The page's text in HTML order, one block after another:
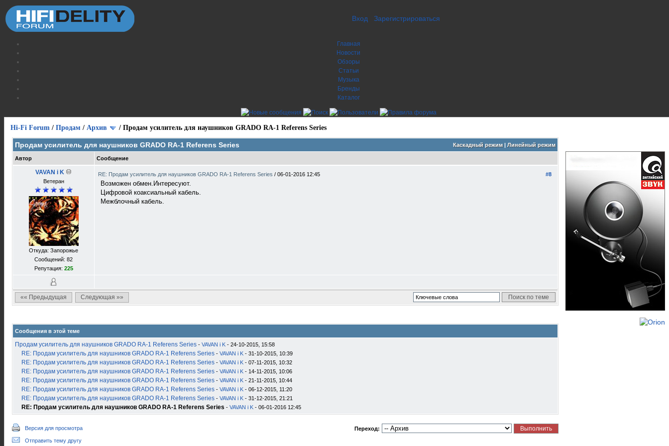
Вход Зарегистрироваться
Главная
Новости
Обзоры
Статьи
Музыка
Бренды
Каталог
Hi-Fi Forum / Продам / Архив / Продам усилитель для наушников GRADO RA-1 Referens Series
Каскадный режим| Линейный режим
Продам усилитель для наушников GRADO RA-1 Referens Series
Автор Сообщение
VAVAN i K
Ветеран
Откуда: Запорожье
Сообщений: 82
Репутация: 225
#8
RE: Продам усилитель для наушников GRADO RA-1 Referens Series / 06-01-2016 12:45
Возможен обмен.Интересуют.
Цифровой коаксиальный кабель.
Межблочный кабель.
«« Предыдущая Следующая »»
Сообщения в этой теме
Продам усилитель для наушников GRADO RA-1 Referens Series - VAVAN i K - 24-10-2015, 15:58
RE: Продам усилитель для наушников GRADO RA-1 Referens Series - VAVAN i K - 31-10-2015, 10:39
RE: Продам усилитель для наушников GRADO RA-1 Referens Series - VAVAN i K - 07-11-2015, 10:32
RE: Продам усилитель для наушников GRADO RA-1 Referens Series - VAVAN i K - 14-11-2015, 10:06
RE: Продам усилитель для наушников GRADO RA-1 Referens Series - VAVAN i K - 21-11-2015, 10:44
RE: Продам усилитель для наушников GRADO RA-1 Referens Series - VAVAN i K - 06-12-2015, 11:20
RE: Продам усилитель для наушников GRADO RA-1 Referens Series - VAVAN i K - 31-12-2015, 21:21
RE: Продам усилитель для наушников GRADO RA-1 Referens Series - VAVAN i K - 06-01-2016 12:45
Версия для просмотра
Отправить тему другу
Переход: